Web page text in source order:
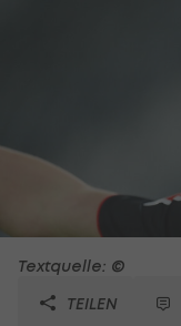
Textquelle: ©
TEILEN